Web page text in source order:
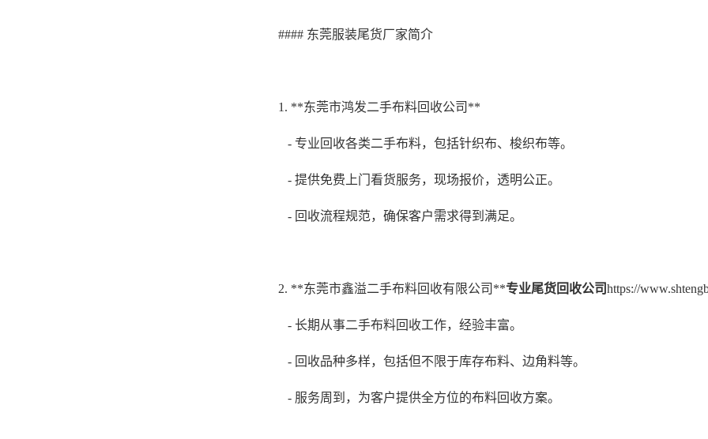
#### 东莞服装尾货厂家简介
1. **东莞市鸿发二手布料回收公司**
- 专业回收各类二手布料，包括针织布、梭织布等。
- 提供免费上门看货服务，现场报价，透明公正。
- 回收流程规范，确保客户需求得到满足。
2. **东莞市鑫溢二手布料回收有限公司**专业尾货回收公司https://
- 长期从事二手布料回收工作，经验丰富。
- 回收品种多样，包括但不限于库存布料、边角料等。
- 服务周到，为客户提供全方位的布料回收方案。